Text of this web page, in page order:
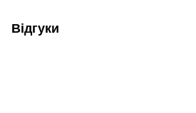
Відгуки